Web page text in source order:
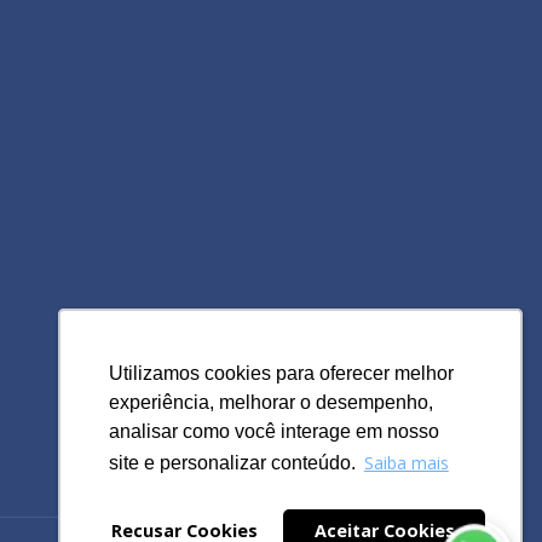
Utilizamos cookies para oferecer melhor
experiência, melhorar o desempenho,
analisar como você interage em nosso
site e personalizar conteúdo. Saiba mais
Recusar Cookies Aceitar Cookies
Utilizamos cookies para oferecer melhor
experiência, melhorar o desempenho,
analisar como você interage em nosso
site e personalizar conteúdo. Saiba mais
Recusar Cookies Aceitar Cookies